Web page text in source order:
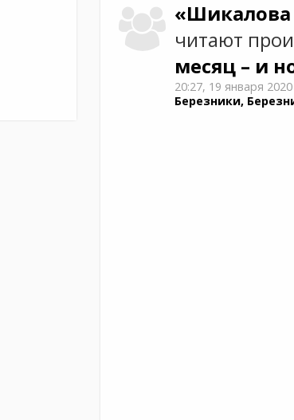
«Шикалова
читают
месяц – и
20:27, 19 января 2020
Березники,